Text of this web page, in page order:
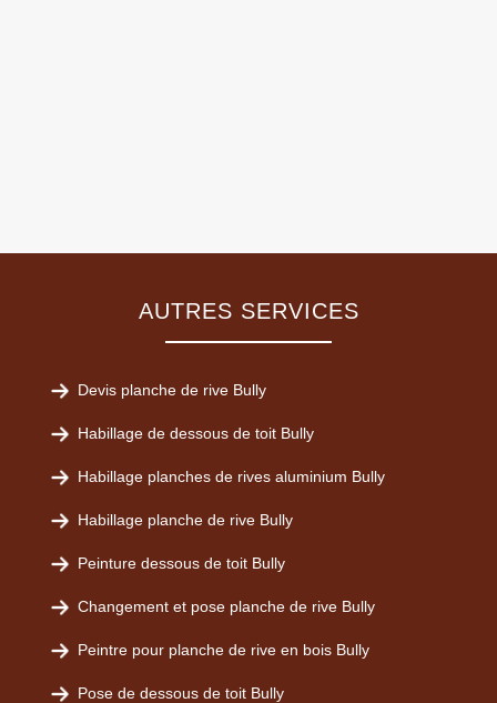
AUTRES SERVICES
Devis planche de rive Bully
Habillage de dessous de toit Bully
Habillage planches de rives aluminium Bully
Habillage planche de rive Bully
Peinture dessous de toit Bully
Changement et pose planche de rive Bully
Peintre pour planche de rive en bois Bully
Pose de dessous de toit Bully